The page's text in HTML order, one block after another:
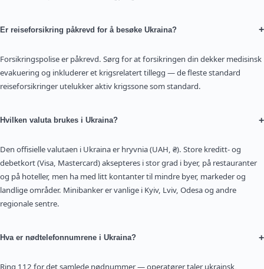
Er reiseforsikring påkrevd for å besøke Ukraina? +
Forsikringspolise er påkrevd. Sørg for at forsikringen din dekker medisinsk
evakuering og inkluderer et krigsrelatert tillegg — de fleste standard
reiseforsikringer utelukker aktiv krigssone som standard.
Hvilken valuta brukes i Ukraina? +
Den offisielle valutaen i Ukraina er hryvnia (UAH, ₴). Store kreditt- og
debetkort (Visa, Mastercard) aksepteres i stor grad i byer, på restauranter
og på hoteller, men ha med litt kontanter til mindre byer, markeder og
landlige områder. Minibanker er vanlige i Kyiv, Lviv, Odesa og andre
regionale sentre.
Hva er nødtelefonnumrene i Ukraina? +
Ring 112 for det samlede nødnummer — operatører taler ukrainsk,